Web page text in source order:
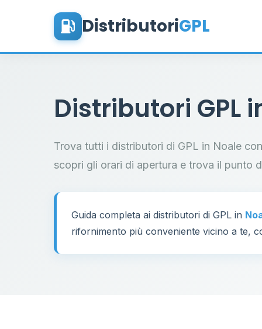
DistributoriGPL
Distributori GPL
Trova tutti i distributori di GPL in Noale
scopri gli orari di apertura e trova il punto
Guida completa ai distributori di GPL in
rifornimento più conveniente vicino a te,